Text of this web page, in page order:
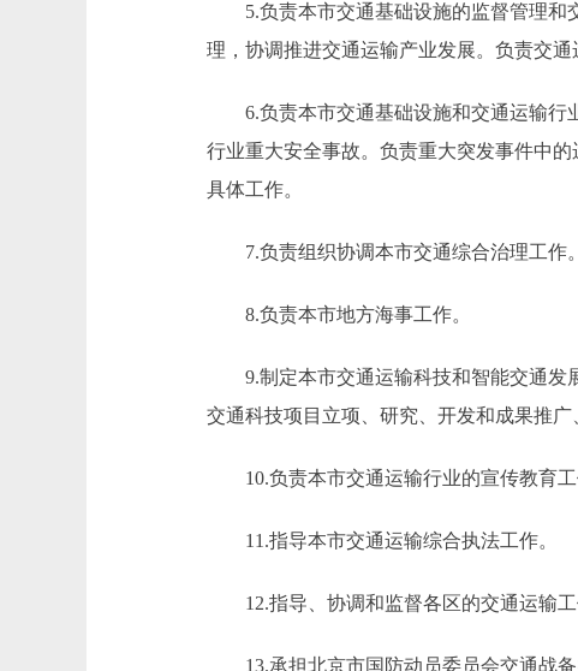
5.负责本市交通基础设施的监督管理和
理，协调推进交通运输产业发展。负责交
6.负责本市交通基础设施和交通运输行
行业重大安全事故。负责重大突发事件中
具体工作。
7.负责组织协调本市交通综合治理工作
8.负责本市地方海事工作。
9.制定本市交通运输科技和智能交通发
交通科技项目立项、研究、开发和成果推广
10.负责本市交通运输行业的宣传教育工
11.指导本市交通运输综合执法工作。
12.指导、协调和监督各区的交通运输工
13.承担北京市国防动员委员会交通战备